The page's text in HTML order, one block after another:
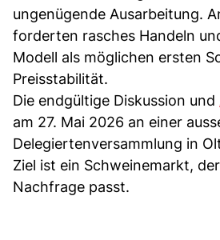
ungenügende Ausarbeitung.
forderten rasches Handeln
Modell als möglichen ersten
Preisstabilität.
Die endgültige Diskussion und
am 27. Mai 2026 an einer
Delegiertenversammlung in
Ziel ist ein Schweinemarkt,
Nachfrage passt.